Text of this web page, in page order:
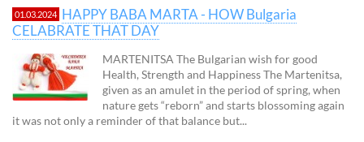
01.03.2024 HAPPY BABA MARTA - HOW Bulgaria
CELABRATE THAT DAY
MARTENITSA The Bulgarian wish for good
Health, Strength and Happiness The Martenitsa,
given as an amulet in the period of spring, when
nature gets “reborn” and starts blossoming again
it was not only a reminder of that balance but...